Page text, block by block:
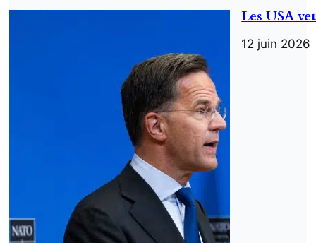
Les USA
12 juin 2026